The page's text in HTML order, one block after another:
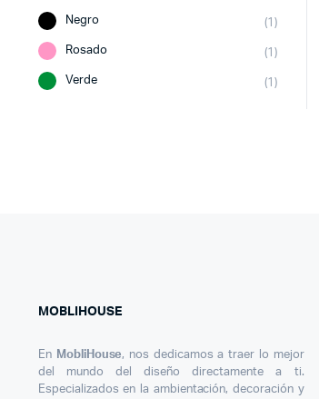
Negro (1)
Rosado (1)
Verde (1)
MOBLIHOUSE
En MobliHouse, nos dedicamos a traer lo mejor
del mundo del diseño directamente a ti.
Especializados en la ambientación, decoración y